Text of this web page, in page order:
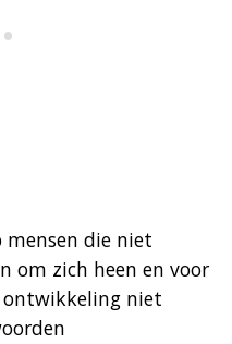
die niet
om zich heen en voor
ontwikkeling niet